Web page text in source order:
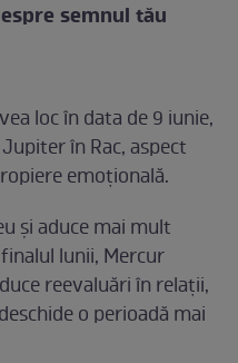
semnul tău
loc în data de 9 iunie,
în Rac, aspect
emoțională.
și aduce mai mult
lunii, Mercur
reevaluări în relații,
o perioadă mai